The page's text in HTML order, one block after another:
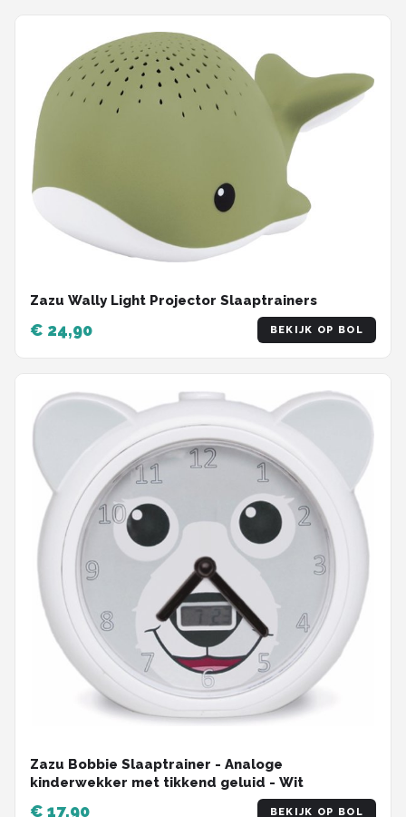
Zazu Wally Light Projector Slaaptrainers
€ 24,90 BEKIJK OP BOL
Zazu Bobbie Slaaptrainer - Analoge
kinderwekker met tikkend geluid - Wit
€ 17,90 BEKIJK OP BOL